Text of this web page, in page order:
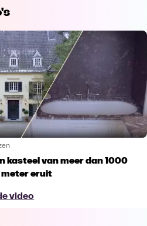
kasteel van meer dan 1000
eruit
video